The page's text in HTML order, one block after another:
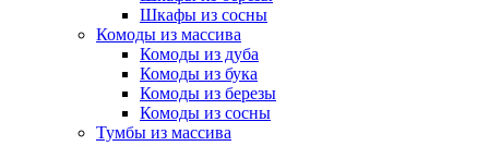
Шкафы из сосны
Комоды из массива
Комоды из дуба
Комоды из бука
Комоды из березы
Комоды из сосны
Тумбы из массива